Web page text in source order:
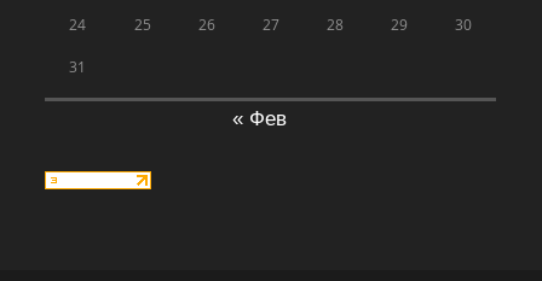
24 25 26 27 28 29 30
31
« Фев